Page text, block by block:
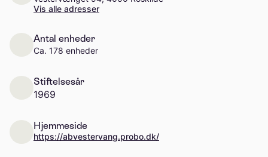
Vis alle adresser
Antal enheder
Ca. 178 enheder
Stiftelsesår
1969
Hjemmeside
https://abvestervang.probo.dk/